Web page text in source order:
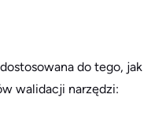
do tego, jak
walidacji narzędzi: